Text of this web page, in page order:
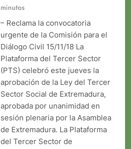
minutos
– Reclama la convocatoria
urgente de la Comisión para el
Diálogo Civil 15/11/18 La
Plataforma del Tercer Sector
(PTS) celebró este jueves la
aprobación de la Ley del Tercer
Sector Social de Extremadura,
aprobada por unanimidad en
sesión plenaria por la Asamblea
de Extremadura. La Plataforma
del Tercer Sector de